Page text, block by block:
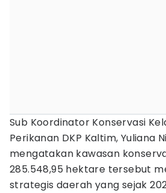
Sub Koordinator Konservasi
Perikanan DKP Kaltim, Yuliana
mengatakan kawasan
285.548,95 hektare tersebut
strategis daerah yang sejak